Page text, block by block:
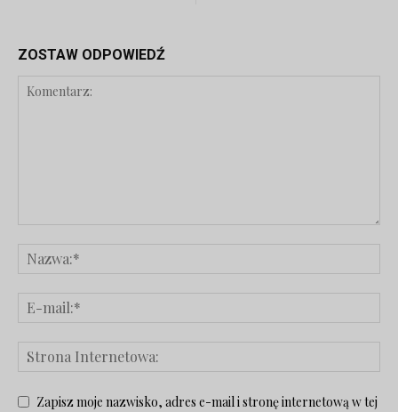
ZOSTAW ODPOWIEDŹ
Zapisz moje nazwisko, adres e-mail i stronę internetową w tej